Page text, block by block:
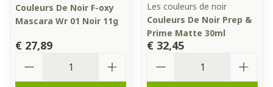
Couleurs De Noir F-oxy
Mascara Wr 01 Noir 11g
€ 27,89
Les couleurs de noir
Couleurs De Noir Prep &
Prime Matte 30ml
€ 32,45